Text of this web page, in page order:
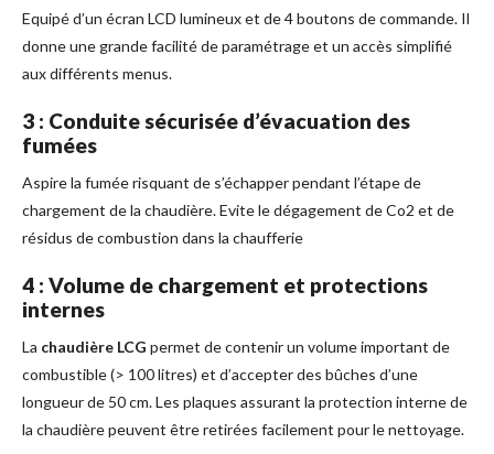
Equipé d’un écran LCD lumineux et de 4 boutons de commande. Il
donne une grande facilité de paramétrage et un accès simplifié
aux différents menus.
3 : Conduite sécurisée d’évacuation des
fumées
Aspire la fumée risquant de s’échapper pendant l’étape de
chargement de la chaudière. Evite le dégagement de Co2 et de
résidus de combustion dans la chaufferie
4 : Volume de chargement et protections
internes
La chaudière LCG permet de contenir un volume important de
combustible (> 100 litres) et d’accepter des bûches d’une
longueur de 50 cm. Les plaques assurant la protection interne de
la chaudière peuvent être retirées facilement pour le nettoyage.